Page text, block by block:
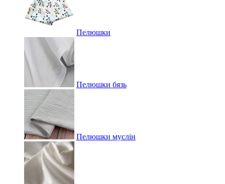
Пелюшки
Пелюшки бязь
Пелюшки муслін